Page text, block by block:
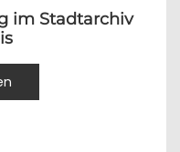
im Stadtarchiv